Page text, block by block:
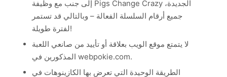
إلى جنب مع وظيفة Pigs Change Crazy الجديدة،
جميع أرقام السلسلة الفعالة – وبالتالي قد تستمر
لفترة طويلة!
لا يتمتع موقع الويب بعلاقة أو تأييد من صانعي اللعبة
المذكورين في webpokie.com.
الطريقة الوحيدة التي تعرض بها الكازينوهات في